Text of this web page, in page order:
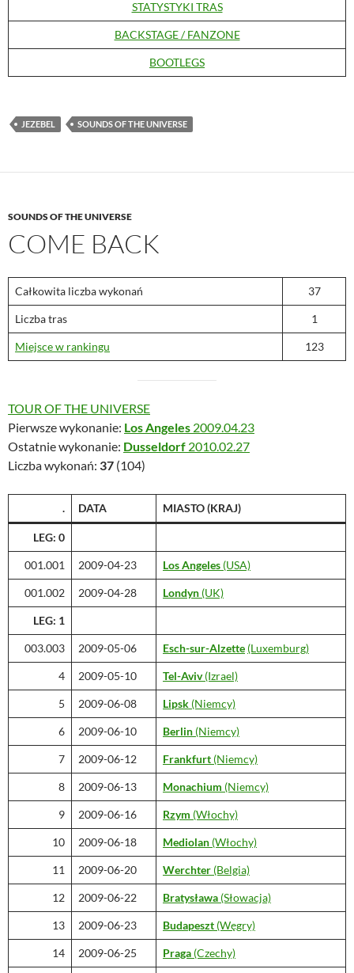
STATYSTYKI TRAS
BACKSTAGE / FANZONE
BOOTLEGS
JEZEBEL SOUNDS OF THE UNIVERSE
SOUNDS OF THE UNIVERSE
COME BACK
Całkowita liczba wykonań 37
Liczba tras 1
Miejsce w rankingu 123
TOUR OF THE UNIVERSE
Pierwsze wykonanie: Los Angeles 2009.04.23
Ostatnie wykonanie: Dusseldorf 2010.02.27
Liczba wykonań: 37 (104)
. DATA MIASTO(KRAJ)
LEG: 0
001.001 2009-04-23 Los Angeles (USA)
001.002 2009-04-28 Londyn (UK)
LEG: 1
003.003 2009-05-06 Esch-sur-Alzette (Luxemburg)
4 2009-05-10 Tel-Aviv(Izrael)
5 2009-06-08 Lipsk (Niemcy)
6 2009-06-10 Berlin (Niemcy)
7 2009-06-12 Frankfurt (Niemcy)
8 2009-06-13 Monachium (Niemcy)
9 2009-06-16 Rzym (Włochy)
10 2009-06-18 Mediolan (Włochy)
11 2009-06-20 Werchter (Belgia)
12 2009-06-22 Bratysława (Słowacja)
13 2009-06-23 Budapeszt (Węgry)
14 2009-06-25 Praga (Czechy)